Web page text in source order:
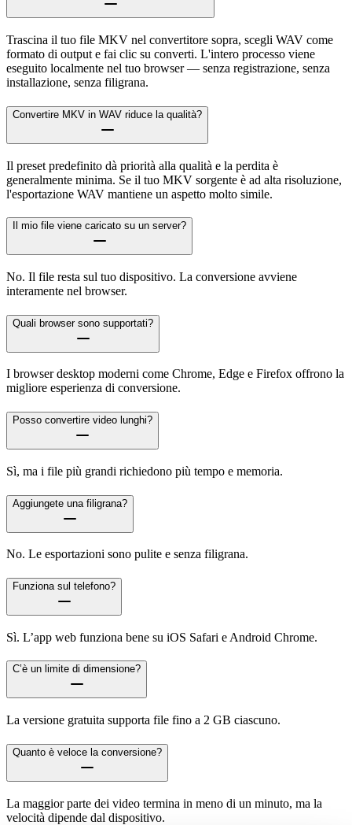
Trascina il tuo file MKV nel convertitore sopra, scegli WAV come
formato di output e fai clic su converti. L'intero processo viene
eseguito localmente nel tuo browser — senza registrazione, senza
installazione, senza filigrana.
Convertire MKV in WAV riduce la qualità?
Il preset predefinito dà priorità alla qualità e la perdita è
generalmente minima. Se il tuo MKV sorgente è ad alta risoluzione,
l'esportazione WAV mantiene un aspetto molto simile.
Il mio file viene caricato su un server?
No. Il file resta sul tuo dispositivo. La conversione avviene
interamente nel browser.
Quali browser sono supportati?
I browser desktop moderni come Chrome, Edge e Firefox offrono la
migliore esperienza di conversione.
Posso convertire video lunghi?
Sì, ma i file più grandi richiedono più tempo e memoria.
Aggiungete una filigrana?
No. Le esportazioni sono pulite e senza filigrana.
Funziona sul telefono?
Sì. L’app web funziona bene su iOS Safari e Android Chrome.
C’è un limite di dimensione?
La versione gratuita supporta file fino a 2 GB ciascuno.
Quanto è veloce la conversione?
La maggior parte dei video termina in meno di un minuto, ma la
velocità dipende dal dispositivo.